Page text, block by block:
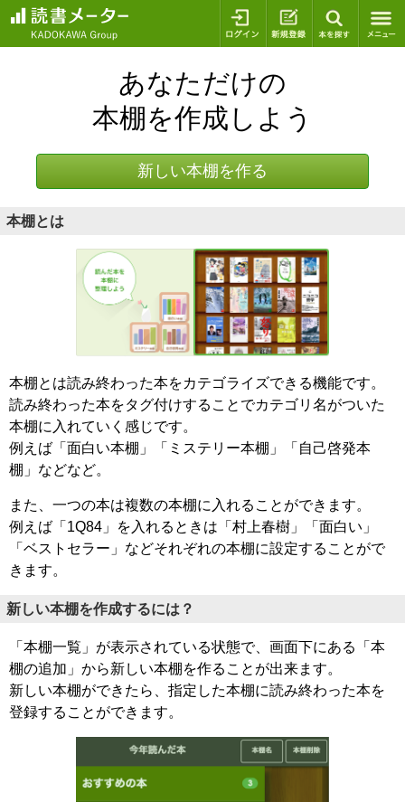
ログイン 新規登録
あなただけの
本棚を作成しよう
新しい本棚を作る
本棚とは
本棚とは読み終わった本をカテゴライズできる機能です。
読み終わった本をタグ付けすることでカテゴリ名がついた
本棚に入れていく感じです。
例えば「面白い本棚」「ミステリー本棚」「自己啓発本
棚」などなど。
また、一つの本は複数の本棚に入れることができます。
例えば「1Q84」を入れるときは「村上春樹」「面白い」
「ベストセラー」などそれぞれの本棚に設定することがで
きます。
新しい本棚を作成するには？
「本棚一覧」が表示されている状態で、画面下にある「本
棚の追加」から新しい本棚を作ることが出来ます。
新しい本棚ができたら、指定した本棚に読み終わった本を
登録することができます。